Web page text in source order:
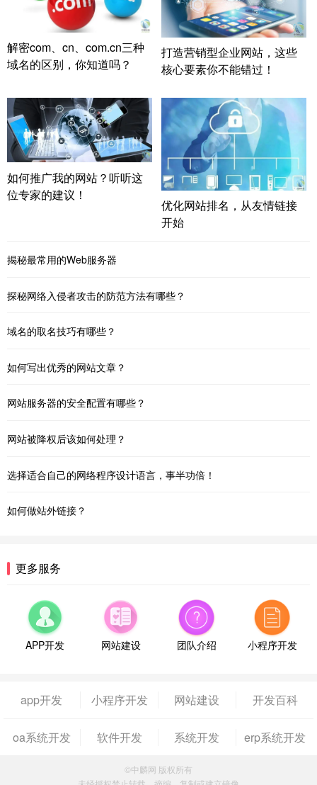
解密com、cn、com.cn三种
域名的区别，你知道吗？
打造营销型企业网站，这些
核心要素你不能错过！
如何推广我的网站？听听这
位专家的建议！
优化网站排名，从友情链接
开始
揭秘最常用的Web服务器
探秘网络入侵者攻击的防范方法有哪些？
域名的取名技巧有哪些？
如何写出优秀的网站文章？
网站服务器的安全配置有哪些？
网站被降权后该如何处理？
选择适合自己的网络程序设计语言，事半功倍！
如何做站外链接？
更多服务
APP开发 网站建设 团队介绍 小程序开发
app开发 小程序开发 网站建设 开发百科
oa系统开发 软件开发 系统开发 erp系统开发
©中麟网 版权所有